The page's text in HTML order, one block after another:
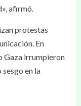
afirmó.
protestas
En
Gaza irrumpieron
en la